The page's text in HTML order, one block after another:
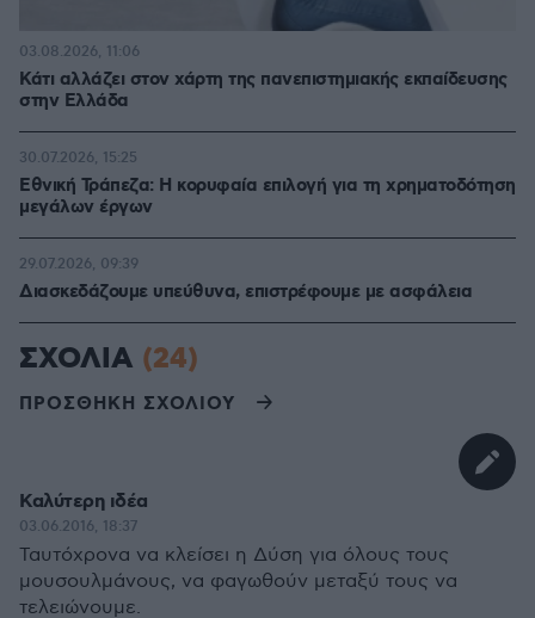
Κάτι αλλάζει στον χάρτη της πανεπιστημιακής εκπαίδευσης
στην Ελλάδα
03.08.2026, 11:06
Εθνική Τράπεζα: Η κορυφαία επιλογή για τη χρηματοδότηση
μεγάλων έργων
30.07.2026, 15:25
Διασκεδάζουμε υπεύθυνα, επιστρέφουμε με ασφάλεια
29.07.2026, 09:39
ΣΧΟΛΙΑ (24)
ΠΡΟΣΘΗΚΗ ΣΧΟΛΙΟΥ
Καλύτερη ιδέα
03.06.2016, 18:37
Ταυτόχρονα να κλείσει η Δύση για όλους τους
μουσουλμάνους, να φαγωθούν μεταξύ τους να
τελειώνουμε.